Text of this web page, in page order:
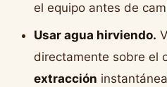
el equipo antes de
Usar agua hirviendo.
directamente sobre el
extracción